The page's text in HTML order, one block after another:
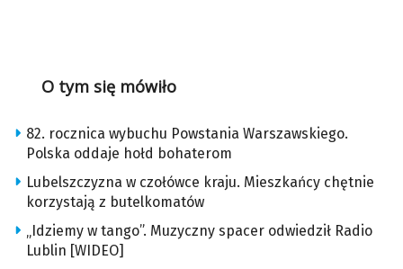
O tym się mówiło
82. rocznica wybuchu Powstania Warszawskiego.
Polska oddaje hołd bohaterom
Lubelszczyzna w czołówce kraju. Mieszkańcy chętnie
korzystają z butelkomatów
„Idziemy w tango”. Muzyczny spacer odwiedził Radio
Lublin [WIDEO]